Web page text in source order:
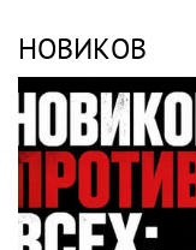
НОВИКОВ